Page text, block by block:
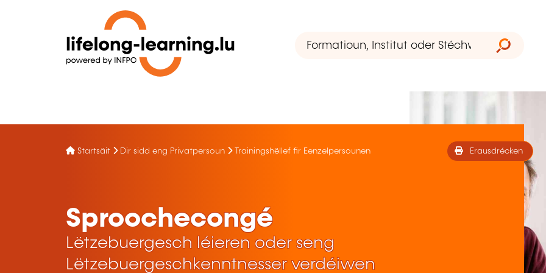
Startsäit Dir sidd eng Privatpersoun Trainingshëllef fir Eenzelpersounen Erausdrécken
Sproochecongé
Lëtzebuergesch léieren oder seng
Lëtzebuergeschkenntnesser verdéiwen